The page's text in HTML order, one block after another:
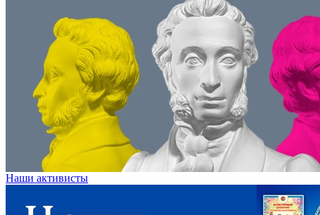
Наши активисты